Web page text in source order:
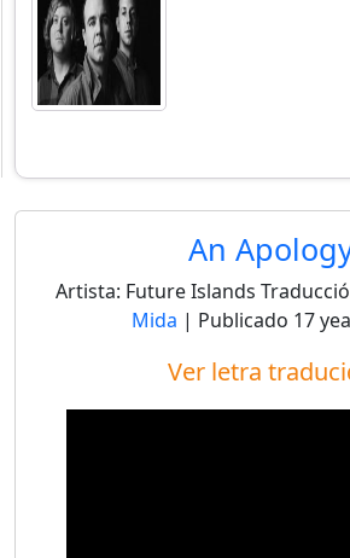
An
Artista: Future Islands
Mida | Publicado 17
Ver letra